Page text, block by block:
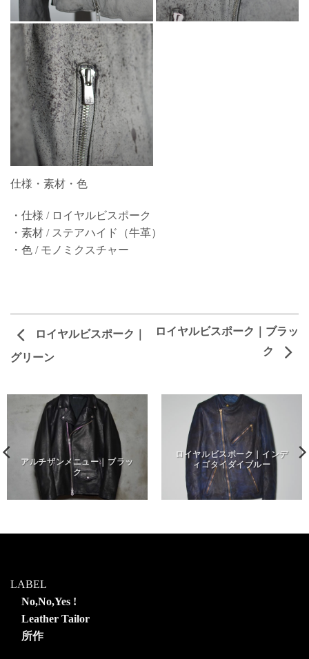
仕様・素材・色
・仕様 / ロイヤルビスポーク
・素材 / ステアハイド（牛革）
・色 / モノミクスチャー
ロイヤルビスポーク｜
グリーン
ロイヤルビスポーク｜ブラッ
ク
アルチザンメニュー｜ブラッ
ク
ロイヤルビスポーク｜インデ
ィゴタイダイブルー
LABEL
No,No,Yes !
Leather Tailor
所作